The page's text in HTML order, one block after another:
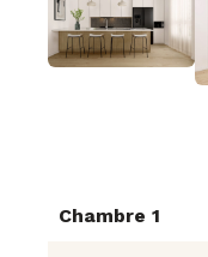
Chambre 1